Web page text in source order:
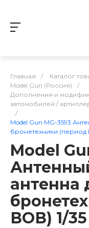
Главная / Каталог
Model Gun (Россия)
/
Дополнения и
автомобилей /
/
Model Gun MG-3593
бронетехники (период
Model
антенна
ВОВ) 1/35